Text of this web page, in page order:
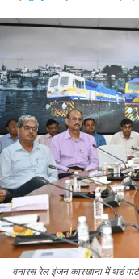
बनारस रेल इंजन कारखाना में थर्ड